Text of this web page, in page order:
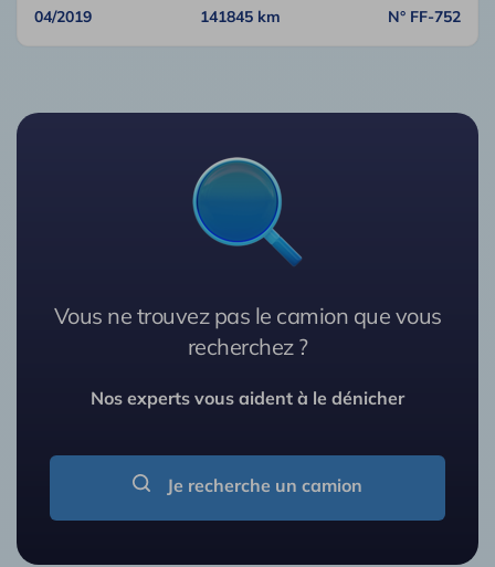
04/2019 141845 km N° FF-752
Vous ne trouvez pas le camion que vous
recherchez ?
Nos experts vous aident à le dénicher
Je recherche un camion